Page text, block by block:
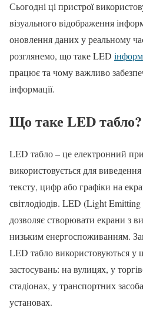
Сьогодні ці пристрої
візуального відображення
оновлення даних у реальному
розглянемо, що таке LED
працює та чому важливо
інформації.
Що таке LED табло?
LED табло – це електронний
використовується для виведення
тексту, цифр або графіки на
світлодіодів. LED (Light
дозволяє створювати екрани з
низьким енергоспоживанням.
LED табло використовуються у
застосувань: на вулицях, у
стадіонах, у транспортних
установах.